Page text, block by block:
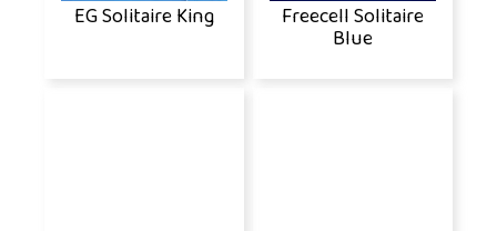
EG Solitaire King Freecell Solitaire
Blue